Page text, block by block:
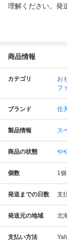
理解ください。発
商品情報
カテゴリ お
フ
ブランド 任
製品情報 ス
商品の状態 や
個数 1個
発送までの日数 支
発送元の地域 北
支払い方法